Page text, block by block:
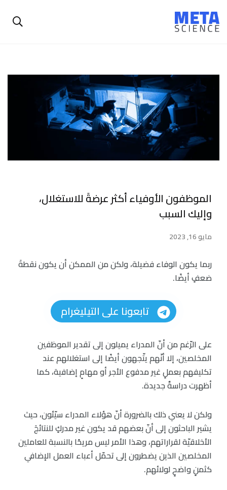
الموظفون الأوفياء أكثر عرضةً للاستغلال،
وإليك السبب
مايو 16, 2023
ربما يكون الوفاء فضيلة، ولكن من الممكن أن يكون نقطةَ
ضعفٍ أيضًا.
تابعونا على التيليغرام
على الرّغم من أنّ المدراء يميلون إلى تقدير الموظفين
المخلصين، إلا أنّهم يتّجهون أيضًا إلى استغلالهم عند
تكليفهم بعملٍ غير مدفوع الأجر أو مهامٍ إضافية، كما
أظهرت دراسةٌ جديدة.
ولكن لا يعني ذلك بالضرورة أنّ هؤلاء المدراء سيّئون، حيث
يشير الباحثون إلى أنّ بعضهم قد يكون غير مدركٍ للنتائجَ
الأخلاقيّة لقراراتهم، وهذا الأمر ليس مريحًا بالنسبة للعاملين
المخلصين الذين يضطرون إلى تحمّل أعباء العمل الإضافي
كثمنٍ واضحٍ لولائهم.